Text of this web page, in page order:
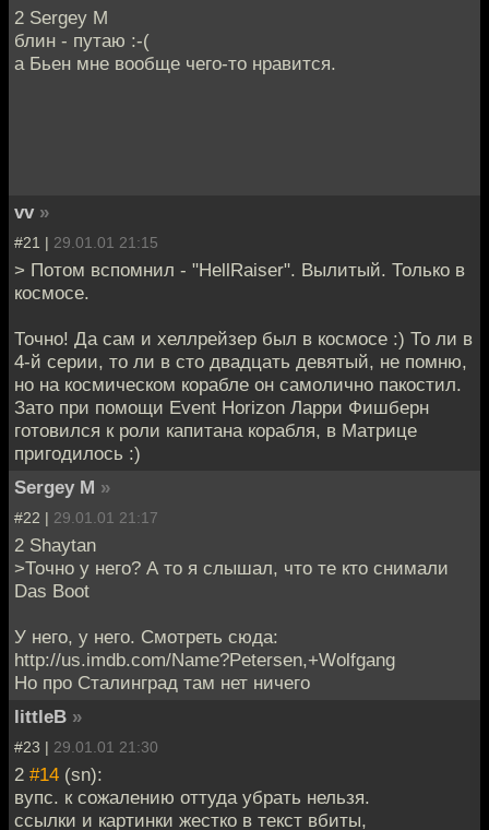
2 Sergey M
блин - путаю :-(
а Бьен мне вообще чего-то нравится.
vv »
#21 | 29.01.01 21:15
> Потом вспомнил - "HellRaiser". Вылитый. Только в
космосе.
Точно! Да сам и хеллрейзер был в космосе :) То ли в
4-й серии, то ли в сто двадцать девятый, не помню,
но на космическом корабле он самолично пакостил.
Зато при помощи Event Horizon Ларри Фишберн
готовился к роли капитана корабля, в Матрице
пригодилось :)
Sergey M »
#22 | 29.01.01 21:17
2 Shaytan
>Точно у него? А то я слышал, что те кто снимали
Das Boot
У него, у него. Смотреть сюда:
http://us.imdb.com/Name?Petersen,+Wolfgang
Но про Сталинград там нет ничего
littleB »
#23 | 29.01.01 21:30
2 #14 (sn):
вупс. к сожалению оттуда убрать нельзя.
ссылки и картинки жестко в текст вбиты,